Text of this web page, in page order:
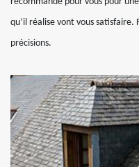
qu’il réalise vont vous satisfaire.
précisions.